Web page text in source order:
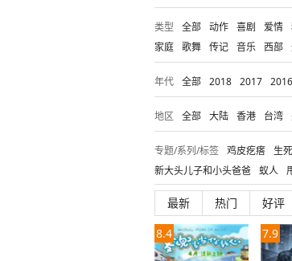
类型 全部 动作 喜剧 爱情
家庭 歌舞 传记 音乐 西部
年代 全部 2018 2017 2016
地区 全部 大陆 香港 台湾
专题/系列/标签 鸡皮疙瘩 生
新大头儿子和小头爸爸 蚁人
超级骑警 金蝉脱壳 唐人街探
乐高DC超级英雄 雷神 老爸当
家族之苦 鬼哭神嚎
最新 热门
好评
8.4
7.9